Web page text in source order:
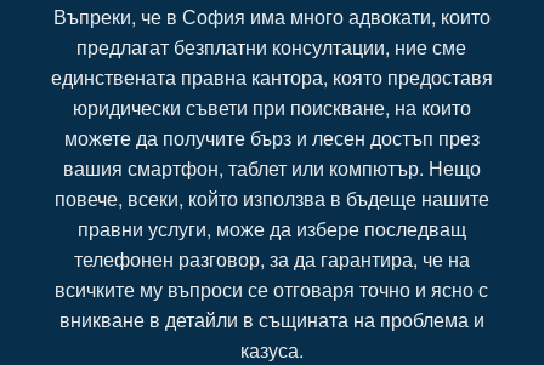
Въпреки, че в София има много адвокати, които
предлагат безплатни консултации, ние сме
единствената правна кантора, която предоставя
юридически съвети при поискване, на които
можете да получите бърз и лесен достъп през
вашия смартфон, таблет или компютър. Нещо
повече, всеки, който използва в бъдеще нашите
правни услуги, може да избере последващ
телефонен разговор, за да гарантира, че на
всичките му въпроси се отговаря точно и ясно с
вникване в детайли в същината на проблема и
казуса.